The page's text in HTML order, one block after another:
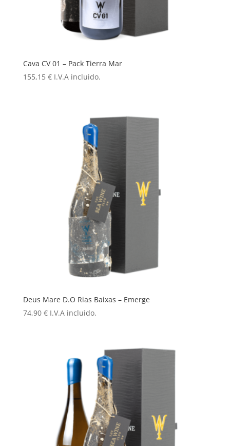
Cava CV 01 – Pack Tierra Mar
155,15 € I.V.A incluido.
Deus Mare D.O Rias Baixas – Emerge
74,90 € I.V.A incluido.